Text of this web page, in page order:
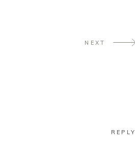
NEXT
REPLY